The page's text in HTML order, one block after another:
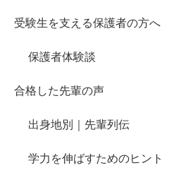
受験生を支える保護者の方へ
保護者体験談
合格した先輩の声
出身地別｜先輩列伝
学力を伸ばすためのヒント